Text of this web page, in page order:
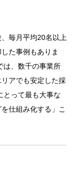
毎月平均20名以上
た事例もありま
は、数千の事業所
アでも安定した採
とって最も大事な
仕組み化する」こ